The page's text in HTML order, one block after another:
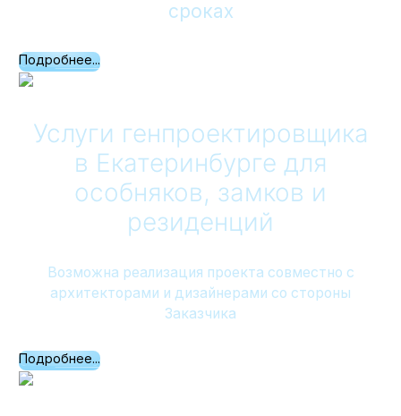
сроках
Подробнее...
Услуги генпроектировщика
в Екатеринбурге для
особняков, замков и
резиденций
Возможна реализация проекта совместно с
архитекторами и дизайнерами со стороны
Заказчика
Подробнее...